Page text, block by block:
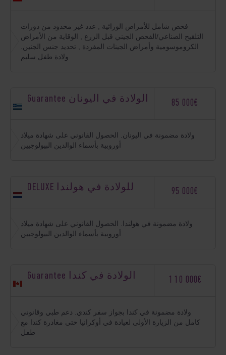
فحص شامل للأمراض الوراثية , عدد غير محدود من دورات
التلقيح الصناعي/الفحص الجيني قبل الزرع , الوقاية من الأمراض
الكروموسومية وأمراض الجينات المفردة , تحديد جنس الجنين.
ولادة طفل سليم
Guarantee الولادة في اليونان
ولادة مضمونة في اليونان. الحصول القانوني على شهادة ميلاد
أوروبية بأسماء الوالدين البيولوجيين
85 000€
DELUXE للولادة في هولندا
ولادة مضمونة في هولندا. الحصول القانوني على شهادة ميلاد
أوروبية بأسماء الوالدين البيولوجيين
95 000€
Guarantee الولادة في كندا
ولادة مضمونة في كندا بجواز سفر كندي. دعم طبي وقانوني
كامل من الزيارة الأولى لعيادة في أوكرانيا حتى مغادرة كندا مع
طفل
110 000€